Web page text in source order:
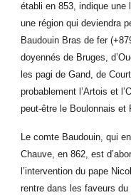
établi en 853, indique
une région qui deviendra
Baudouin Bras de fer
doyennés de Bruges,
les pagi de Gand, de
probablement l’Artois et
peut-être le Boulonnais et
Le comte Baudouin, qui
Chauve, en 862, est
l’intervention du pape
rentre dans les faveurs